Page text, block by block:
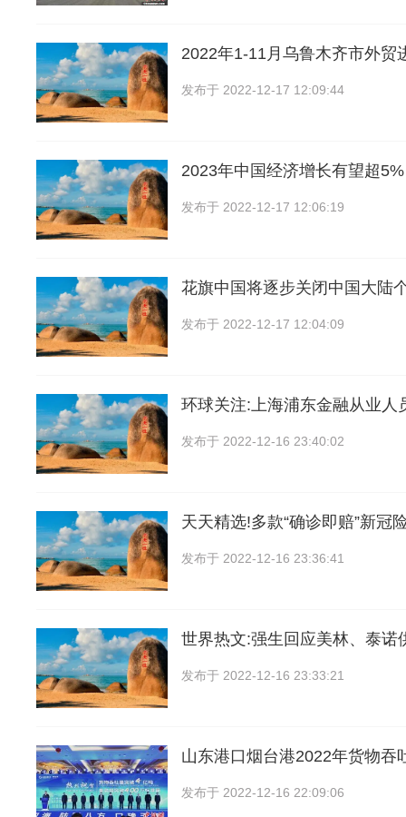
2022年1-11月乌鲁木齐市外贸
发布于 2022-12-17 12:09:44
2023年中国经济增长有望超5%
发布于 2022-12-17 12:06:19
花旗中国将逐步关闭中国大陆
发布于 2022-12-17 12:04:09
环球关注:上海浦东金融从业人
发布于 2022-12-16 23:40:02
天天精选!多款“确诊即赔”新冠
发布于 2022-12-16 23:36:41
世界热文:强生回应美林、泰诺
发布于 2022-12-16 23:33:21
山东港口烟台港2022年货物吞
发布于 2022-12-16 22:09:06